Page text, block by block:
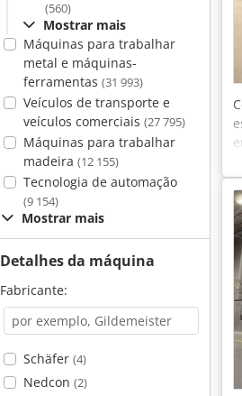
(560)
Mostrar mais
Máquinas para trabalhar
metal e máquinas-
ferramentas (31 993)
Veículos de transporte e
veículos comerciais (27 795)
Máquinas para trabalhar
madeira (12 155)
Tecnologia de automação
(9 154)
Mostrar mais
Detalhes da máquina
Fabricante:
Schäfer (4)
Nedcon (2)